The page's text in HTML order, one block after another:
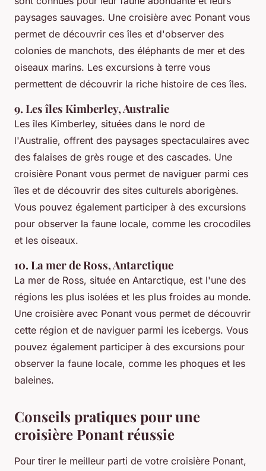
paysages sauvages. Une croisière avec Ponant vous
permet de découvrir ces îles et d'observer des
colonies de manchots, des éléphants de mer et des
oiseaux marins. Les excursions à terre vous
permettent de découvrir la riche histoire de ces îles.
9. Les îles Kimberley, Australie
Les îles Kimberley, situées dans le nord de
l'Australie, offrent des paysages spectaculaires avec
des falaises de grès rouge et des cascades. Une
croisière Ponant vous permet de naviguer parmi ces
îles et de découvrir des sites culturels aborigènes.
Vous pouvez également participer à des excursions
pour observer la faune locale, comme les crocodiles
et les oiseaux.
10. La mer de Ross, Antarctique
La mer de Ross, située en Antarctique, est l'une des
régions les plus isolées et les plus froides au monde.
Une croisière avec Ponant vous permet de découvrir
cette région et de naviguer parmi les icebergs. Vous
pouvez également participer à des excursions pour
observer la faune locale, comme les phoques et les
baleines.
Conseils pratiques pour une
croisière Ponant réussie
Pour tirer le meilleur parti de votre croisière Ponant,